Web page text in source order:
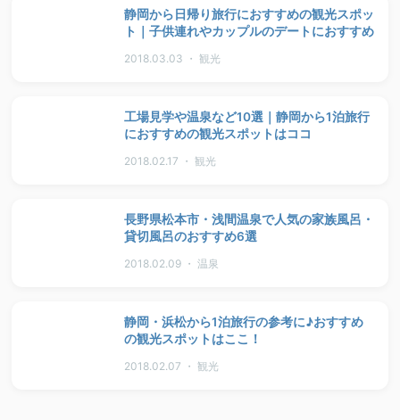
静岡から日帰り旅行におすすめの観光スポッ
ト｜子供連れやカップルのデートにおすすめ
2018.03.03 ・ 観光
工場見学や温泉など10選｜静岡から1泊旅行
におすすめの観光スポットはココ
2018.02.17 ・ 観光
長野県松本市・浅間温泉で人気の家族風呂・
貸切風呂のおすすめ6選
2018.02.09 ・ 温泉
静岡・浜松から1泊旅行の参考に♪おすすめ
の観光スポットはここ！
2018.02.07 ・ 観光